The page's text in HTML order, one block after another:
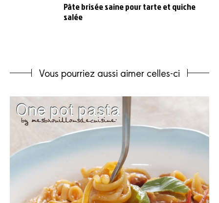
Pâte brisée saine pour tarte et quiche
salée
Vous pourriez aussi aimer celles-ci